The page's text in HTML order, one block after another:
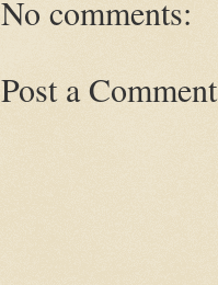
No comments:
Post a Comment